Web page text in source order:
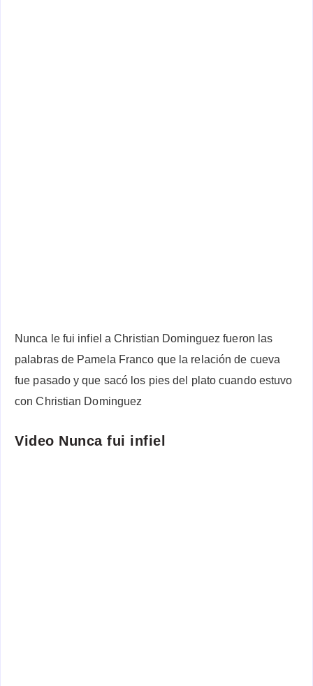
Nunca le fui infiel a Christian Dominguez fueron las
palabras de Pamela Franco que la relación de cueva
fue pasado y que sacó los pies del plato cuando estuvo
con Christian Dominguez
Video Nunca fui infiel